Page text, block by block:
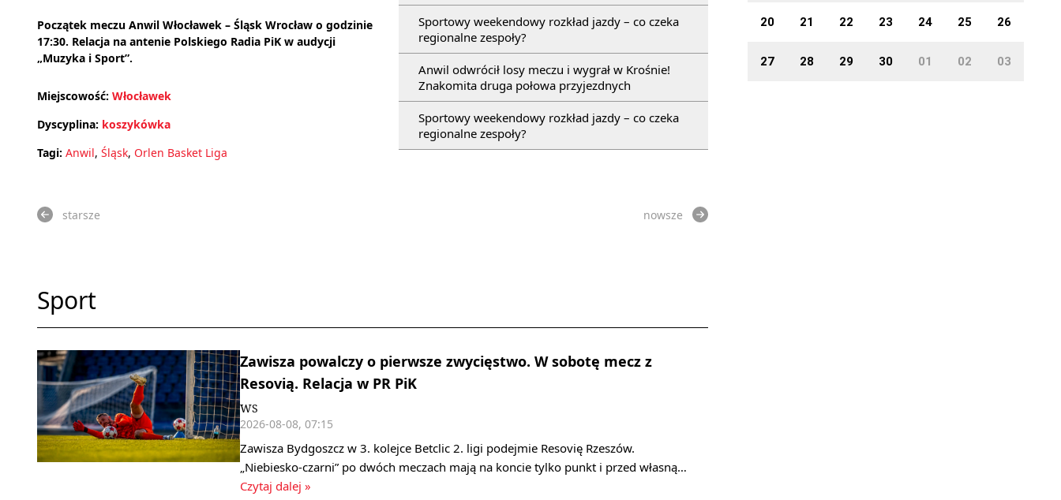
Sportowy weekendowy rozkład jazdy – co czeka
regionalne zespoły?
Anwil odwrócił losy meczu i wygrał w Krośnie!
Znakomita druga połowa przyjezdnych
Sportowy weekendowy rozkład jazdy – co czeka
regionalne zespoły?
Początek meczu Anwil Włocławek – Śląsk Wrocław o godzinie
17:30. Relacja na antenie Polskiego Radia PiK w audycji
„Muzyka i Sport”.
Miejscowość: Włocławek
Dyscyplina: koszykówka
Tagi: Anwil, Śląsk, Orlen Basket Liga
starsze nowsze
Sport
Zawisza powalczy o pierwsze zwycięstwo. W sobotę mecz z
Resovią. Relacja w PR PiK
WS
2026-08-08, 07:15
Zawisza Bydgoszcz w 3. kolejce Betclic 2. ligi podejmie Resovię Rzeszów.
„Niebiesko‑czarni” po dwóch meczach mają na koncie tylko punkt i przed własną…
Czytaj dalej »
20 21 22 23 24 25 26
27 28 29 30 01 02 03